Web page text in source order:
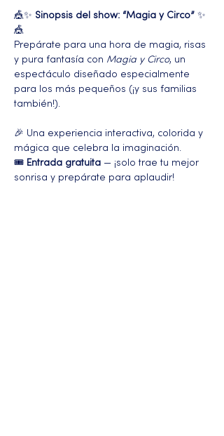
🎪✨ Sinopsis del show: “Magia y Circo” ✨
🎪
Prepárate para una hora de magia, risas
y pura fantasía con Magia y Circo, un
espectáculo diseñado especialmente
para los más pequeños (¡y sus familias
también!).
🎉 Una experiencia interactiva, colorida y
mágica que celebra la imaginación.
🎟️ Entrada gratuita — ¡solo trae tu mejor
sonrisa y prepárate para aplaudir!